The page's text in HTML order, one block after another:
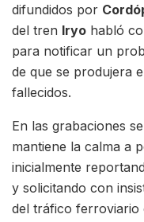
difundidos por
del tren Iryo habló
para notificar un
de que se produjera
fallecidos.
En las grabaciones
mantiene la calma a
inicialmente
y solicitando con
del tráfico ferroviario